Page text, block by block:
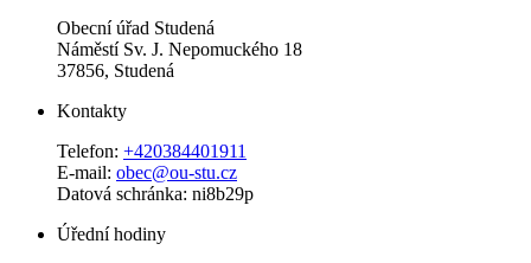
Obecní úřad Studená
Náměstí Sv. J. Nepomuckého 18
37856, Studená
Kontakty
Telefon: +420384401911
E-mail: obec@ou-stu.cz
Datová schránka: ni8b29p
Úřední hodiny